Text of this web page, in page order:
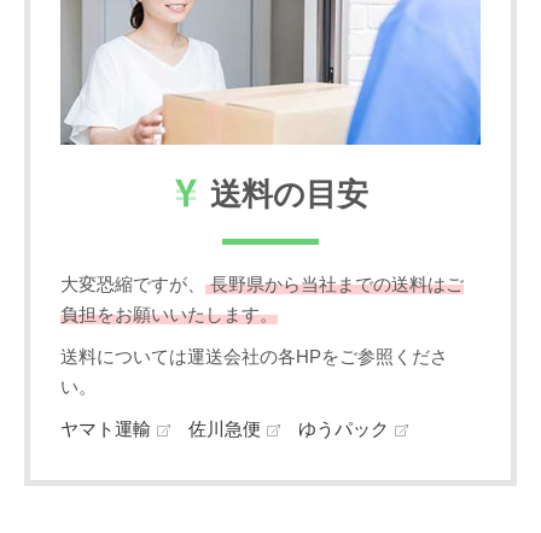
送料の目安
大変恐縮ですが、 長野県から当社までの送料はご
負担をお願いいたします。
送料については運送会社の各HPをご参照くださ
い。
ヤマト運輸 佐川急便 ゆうパック